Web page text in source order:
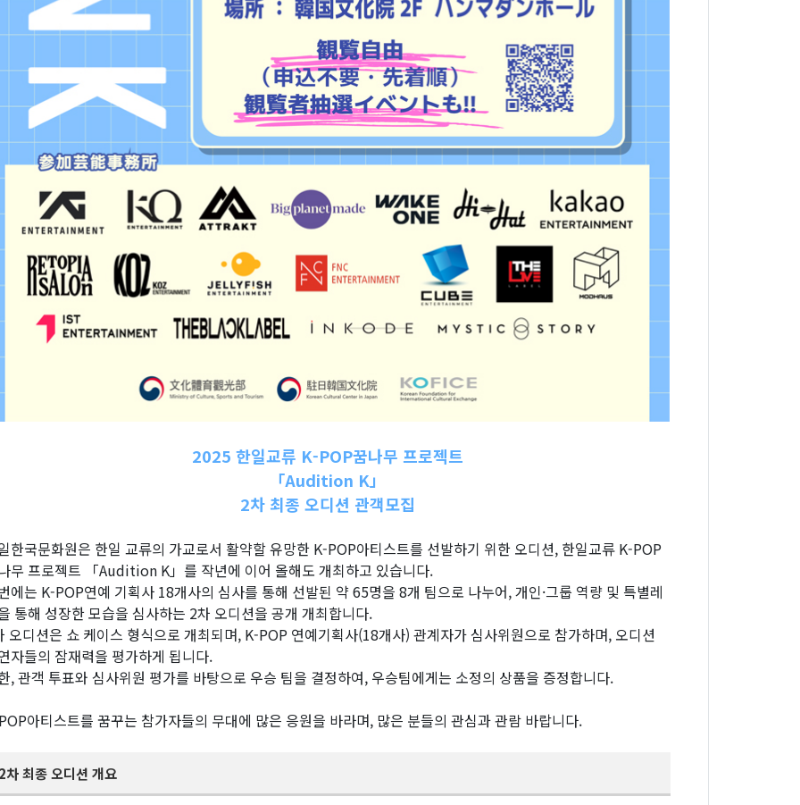
2025 한일교류 K-POP꿈나무 프로젝트
「Audition K」
2차 최종 오디션 관객모집
한국문화원은 한일 교류의 가교로서 활약할 유망한 K-POP아티스트를 선발하기 위한 오디션, 한일교류 K-POP
무 프로젝트 「Audition K」를 작년에 이어 올해도 개최하고 있습니다.
에는 K-POP연예 기획사 18개사의 심사를 통해 선발된 약 65명을 8개 팀으로 나누어, 개인·그룹 역량 및 특별레
통해 성장한 모습을 심사하는 2차 오디션을 공개 개최합니다.
오디션은 쇼 케이스 형식으로 개최되며, K-POP 연예기획사(18개사) 관계자가 심사위원으로 참가하며, 오디션
자들의 잠재력을 평가하게 됩니다.
, 관객 투표와 심사위원 평가를 바탕으로 우승 팀을 결정하여, 우승팀에게는 소정의 상품을 증정합니다.
아티스트를 꿈꾸는 참가자들의 무대에 많은 응원을 바라며, 많은 분들의 관심과 관람 바랍니다.
차 최종 오디션 개요